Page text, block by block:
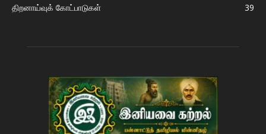
திறனாய்வுக் கோட்பாடுகள்
39